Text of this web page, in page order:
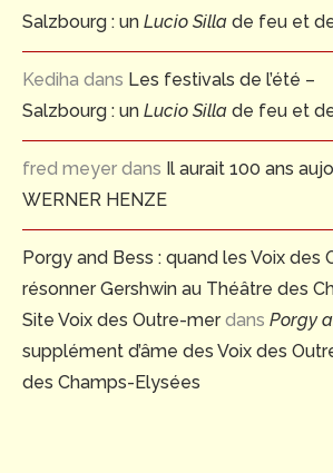
Salzbourg : un Lucio Silla de feu et
Kediha dans Les festivals de l’été –
Salzbourg : un Lucio Silla de feu et
fred meyer dans Il aurait 100 ans
WERNER HENZE
Porgy and Bess : quand les Voix
résonner Gershwin au Théâtre des
Site Voix des Outre-merdans Porgy
supplément d’âme des Voix des
des Champs-Elysées